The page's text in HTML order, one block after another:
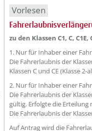
Vorlesen
zu den Klassen C1, C, C1E,
1. Nur für Inhaber einer
Die Fahrerlaubnis der
Klassen C und CE (Klasse
2. Nur für Inhaber einer
Die Fahrerlaubnis der
gültig. Erfolgte die Erteilung
Die Fahrerlaubnis der
Auf Antrag wird die